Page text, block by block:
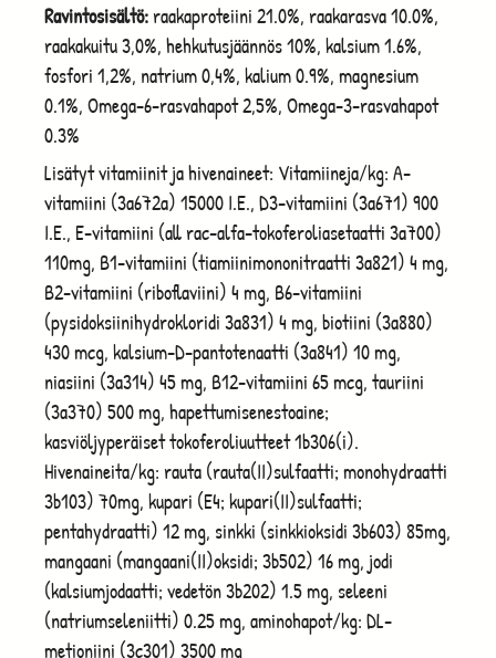
Ravintosisältö: raakaproteiini 21.0%, raakarasva 10.0%,
raakakuitu 3,0%, hehkutusjäännös 10%, kalsium 1.6%,
fosfori 1,2%, natrium 0,4%, kalium 0.9%, magnesium
0.1%, Omega-6-rasvahapot 2,5%, Omega-3-rasvahapot
0.3%
Lisätyt vitamiinit ja hivenaineet: Vitamiineja/kg: A-
vitamiini (3a672a) 15000 I.E., D3-vitamiini (3a671) 900
I.E., E-vitamiini (all rac-alfa-tokoferoliasetaatti 3a700)
110mg, B1-vitamiini (tiamiinimononitraatti 3a821) 4 mg,
B2-vitamiini (riboflaviini) 4 mg, B6-vitamiini
(pysidoksiinihydrokloridi 3a831) 4 mg, biotiini (3a880)
430 mcg, kalsium-D-pantotenaatti (3a841) 10 mg,
niasiini (3a314) 45 mg, B12-vitamiini 65 mcg, tauriini
(3a370) 500 mg, hapettumisenestoaine;
kasviöljyperäiset tokoferoliuutteet 1b306(i).
Hivenaineita/kg: rauta (rauta(II)sulfaatti; monohydraatti
3b103) 70mg, kupari (E4; kupari(II)sulfaatti;
pentahydraatti) 12 mg, sinkki (sinkkioksidi 3b603) 85mg,
mangaani (mangaani(II)oksidi; 3b502) 16 mg, jodi
(kalsiumjodaatti; vedetön 3b202) 1.5 mg, seleeni
(natriumseleniitti) 0.25 mg, aminohapot/kg: DL-
metioniini (3c301) 3500 mg